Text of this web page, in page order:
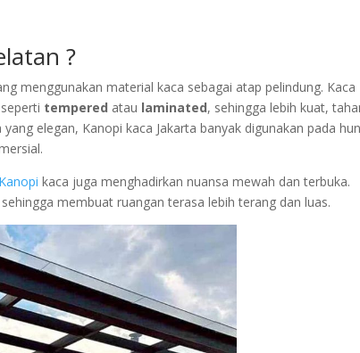
?
menggunakan material kaca sebagai atap pelindung. Kaca
tempered atau laminated, sehingga lebih kuat,
elegan, Kanopi kaca Jakarta banyak digunakan pada
Kanopi kaca juga menghadirkan nuansa mewah dan terbuka.
membuat ruangan terasa lebih terang dan luas.